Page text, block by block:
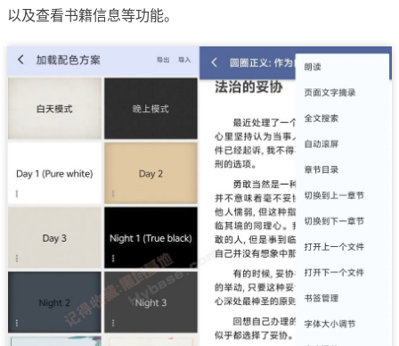
以及查看书籍信息等功能。